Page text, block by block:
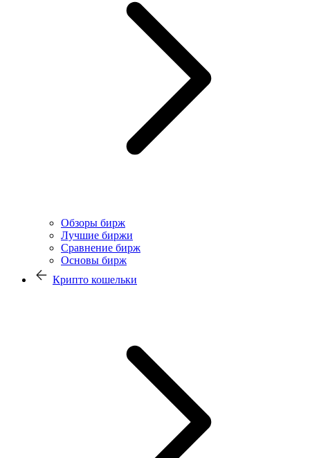
Обзоры бирж
Лучшие биржи
Сравнение бирж
Основы бирж
Крипто кошельки